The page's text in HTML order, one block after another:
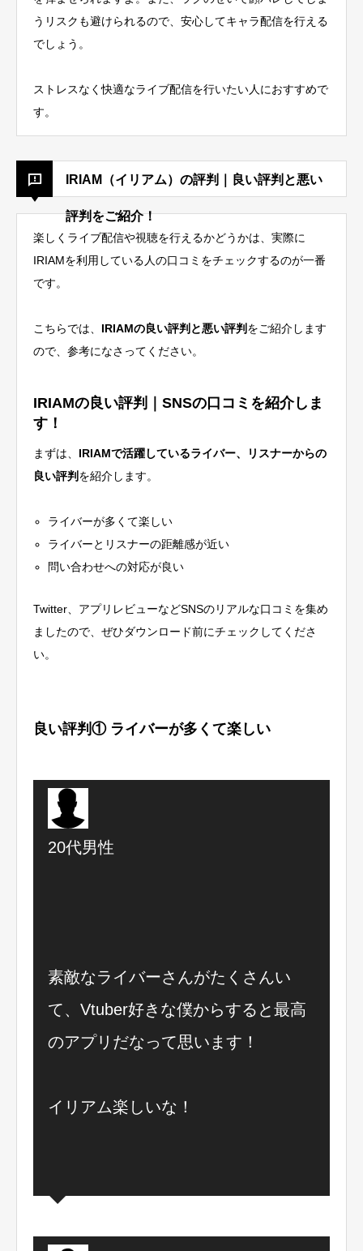
うリスクも避けられるので、安心してキャラ配信を行える
でしょう。
ストレスなく快適なライブ配信を行いたい人におすすめで
す。
IRIAM（イリアム）の評判｜良い評判と悪い
評判をご紹介！
楽しくライブ配信や視聴を行えるかどうかは、実際に
IRIAMを利用している人の口コミをチェックするのが一番
です。
こちらでは、 IRIAMの良い評判と悪い評判 をご紹介します
ので、参考になさってください。
IRIAMの良い評判｜SNSの口コミを紹介しま
す！
まずは、 IRIAMで活躍しているライバー、リスナーからの
良い評判 を紹介します。
ライバーが多くて楽しい
ライバーとリスナーの距離感が近い
問い合わせへの対応が良い
Twitter、アプリレビューなどSNSのリアルな口コミを集め
ましたので、ぜひダウンロード前にチェックしてくださ
い。
良い評判① ライバーが多くて楽しい
20代男性
素敵なライバーさんがたくさんい
て、Vtuber好きな僕からすると最高
のアプリだなって思います！
イリアム楽しいな！